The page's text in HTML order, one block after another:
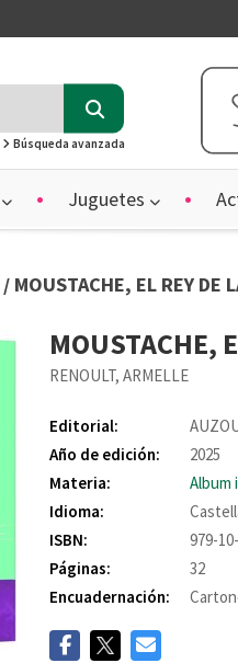
Búsqueda avanzada
Juguetes
/ MOUSTACHE, EL REY DE
MOUSTACHE,
RENOULT, ARMELLE
Editorial:
Año de edición:
2025
Materia:
Album
Idioma:
ISBN:
979-
Páginas:
32
Encuadernación: